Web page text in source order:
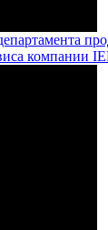
компании